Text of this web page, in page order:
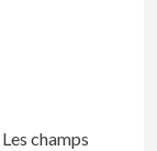
Les champs